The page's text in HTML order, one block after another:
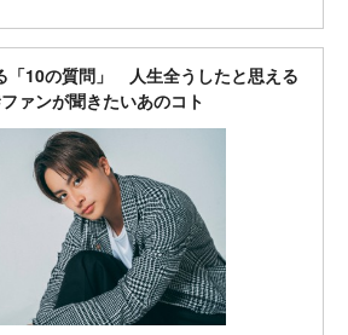
「10の質問」 人生全うしたと思える
ンが聞きたいあのコト